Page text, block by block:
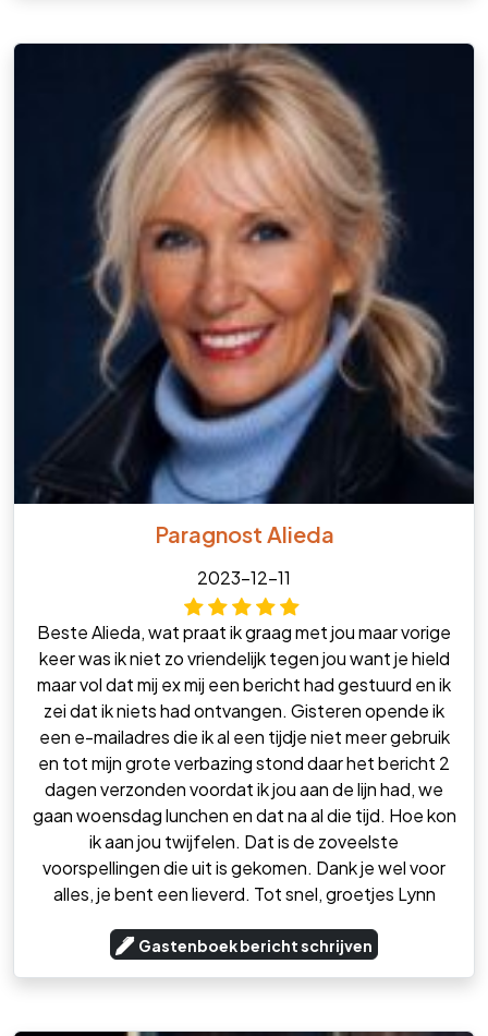
Paragnost Alieda
2023-12-11
Beste Alieda, wat praat ik graag met jou maar vorige
keer was ik niet zo vriendelijk tegen jou want je hield
maar vol dat mij ex mij een bericht had gestuurd en ik
zei dat ik niets had ontvangen. Gisteren opende ik
een e-mailadres die ik al een tijdje niet meer gebruik
en tot mijn grote verbazing stond daar het bericht 2
dagen verzonden voordat ik jou aan de lijn had, we
gaan woensdag lunchen en dat na al die tijd. Hoe kon
ik aan jou twijfelen. Dat is de zoveelste
voorspellingen die uit is gekomen. Dank je wel voor
alles, je bent een lieverd. Tot snel, groetjes Lynn
Gastenboek bericht schrijven